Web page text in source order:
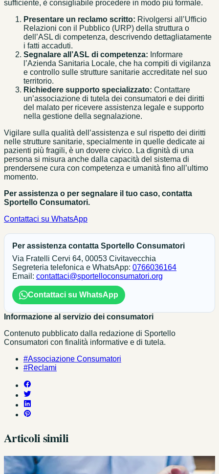
sufficiente, è consigliabile procedere in modo più formale.
Presentare un reclamo scritto: Rivolgersi all’Ufficio
Relazioni con il Pubblico (URP) della struttura o
dell’ASL di competenza, descrivendo dettagliatamente
i fatti accaduti.
Segnalare all’ASL di competenza: Informare
l’Azienda Sanitaria Locale, che ha compiti di vigilanza
e controllo sulle strutture sanitarie accreditate nel suo
territorio.
Richiedere supporto specializzato: Contattare
un’associazione di tutela dei consumatori e dei diritti
del malato per ricevere assistenza legale e supporto
nella gestione della segnalazione.
Vigilare sulla qualità dell’assistenza e sul rispetto dei diritti
nelle strutture sanitarie, specialmente in quelle dedicate ai
pazienti più fragili, è un dovere civico. La dignità di una
persona si misura anche dalla capacità del sistema di
prendersene cura con competenza e umanità fino all’ultimo
momento.
Per assistenza o per segnalare il tuo caso, contatta
Sportello Consumatori.
Contattaci su WhatsApp
Per assistenza contatta Sportello Consumatori
Via Fratelli Cervi 64, 00053 Civitavecchia
Segreteria telefonica e WhatsApp: 0766036164
Email: contattaci@sportelloconsumatori.org
Contattaci su WhatsApp
Informazione al servizio dei consumatori
Contenuto pubblicato dalla redazione di Sportello
Consumatori con finalità informative e di tutela.
#Associazione Consumatori
#Reclami
Articoli simili